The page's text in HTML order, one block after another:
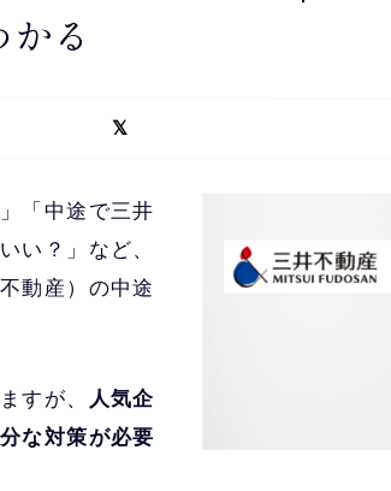
る
「中途で三井
い？」など、
動産）の中途
すが、
人気企
な対策が必要